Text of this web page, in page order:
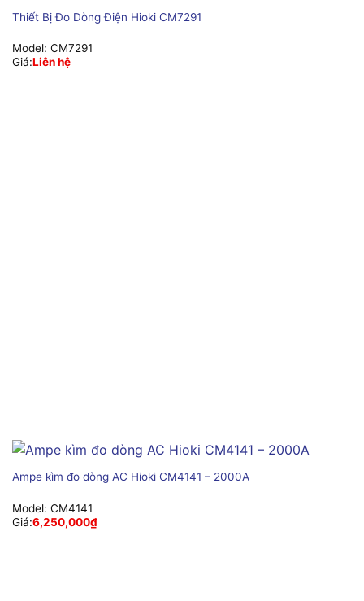
Thiết Bị Đo Dòng Điện Hioki CM7291
Model: CM7291
Giá:Liên hệ
Ampe kìm đo dòng AC Hioki CM4141 – 2000A
Model: CM4141
Giá:6,250,000₫